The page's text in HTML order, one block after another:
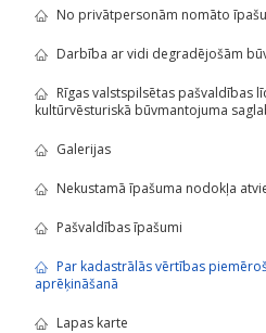
No privātpersonām nomāto
Darbība ar vidi degradējošām
Rīgas valstspilsētas pašvaldības
kultūrvēsturiskā būvmantojuma
Galerijas
Nekustamā īpašuma nodokļa
Pašvaldības īpašumi
Par kadastrālās vērtības
aprēķināšanā
Lapas karte